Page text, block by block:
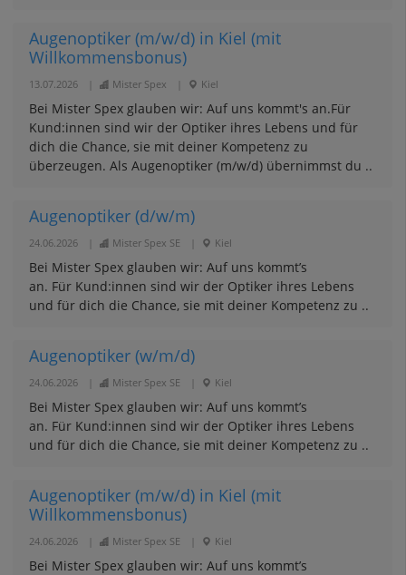
Augenoptiker (m/w/d) in Kiel (mit
Willkommensbonus)
13.07.2026 Mister Spex Kiel
Bei Mister Spex glauben wir: Auf uns kommt's an.Für
Kund:innen sind wir der Optiker ihres Lebens und für
dich die Chance, sie mit deiner Kompetenz zu
überzeugen. Als Augenoptiker (m/w/d) übernimmst du ..
Augenoptiker (d/w/m)
24.06.2026 Mister Spex SE Kiel
Bei Mister Spex glauben wir: Auf uns kommt’s
an. Für Kund:innen sind wir der Optiker ihres Lebens
und für dich die Chance, sie mit deiner Kompetenz zu ..
Augenoptiker (w/m/d)
24.06.2026 Mister Spex SE Kiel
Bei Mister Spex glauben wir: Auf uns kommt’s
an. Für Kund:innen sind wir der Optiker ihres Lebens
und für dich die Chance, sie mit deiner Kompetenz zu ..
Augenoptiker (m/w/d) in Kiel (mit
Willkommensbonus)
24.06.2026 Mister Spex SE Kiel
Bei Mister Spex glauben wir: Auf uns kommt’s